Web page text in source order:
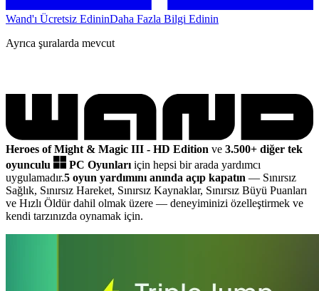
Wand'ı Ücretsiz EdininDaha Fazla Bilgi Edinin
Ayrıca şuralarda mevcut
Heroes of Might & Magic III - HD Edition ve 3.500+ diğer tek
oyunculu
PC Oyunları için hepsi bir arada yardımcı
uygulamadır.5 oyun yardımını anında açıp kapatın — Sınırsız
Sağlık, Sınırsız Hareket, Sınırsız Kaynaklar, Sınırsız Büyü Puanları
ve Hızlı Öldür dahil olmak üzere — deneyiminizi özelleştirmek ve
kendi tarzınızda oynamak için.